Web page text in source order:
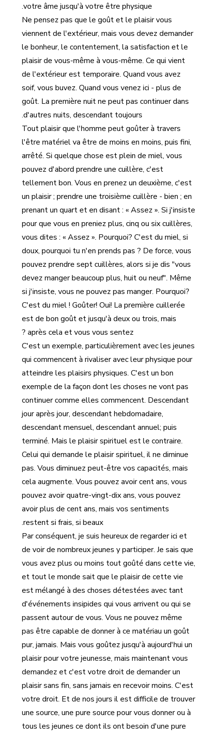
votre âme jusqu'à votre être physique.
Ne pensez pas que le goût et le plaisir vous
viennent de l'extérieur, mais vous devez demander
le bonheur, le contentement, la satisfaction et le
plaisir de vous-même à vous-même. Ce qui vient
de l'extérieur est temporaire. Quand vous avez
soif, vous buvez. Quand vous venez ici - plus de
goût. La première nuit ne peut pas continuer dans
d'autres nuits, descendant toujours.
Tout plaisir que l'homme peut goûter à travers
l'être matériel va être de moins en moins, puis fini,
arrêté. Si quelque chose est plein de miel, vous
pouvez d'abord prendre une cuillère, c'est
tellement bon. Vous en prenez un deuxième, c'est
un plaisir ; prendre une troisième cuillère - bien ; en
prenant un quart et en disant : « Assez ». Si j'insiste
pour que vous en preniez plus, cinq ou six cuillères,
vous dites : « Assez ». Pourquoi? C'est du miel, si
doux, pourquoi tu n'en prends pas ? De force, vous
pouvez prendre sept cuillères, alors si je dis "vous
devez manger beaucoup plus, huit ou neuf". Même
si j'insiste, vous ne pouvez pas manger. Pourquoi?
C'est du miel ! Goûter! Oui! La première cuillerée
est de bon goût et jusqu'à deux ou trois, mais
après cela et vous vous sentez ?
C'est un exemple, particulièrement avec les jeunes
qui commencent à rivaliser avec leur physique pour
atteindre les plaisirs physiques. C'est un bon
exemple de la façon dont les choses ne vont pas
continuer comme elles commencent. Descendant
jour après jour, descendant hebdomadaire,
descendant mensuel, descendant annuel; puis
terminé. Mais le plaisir spirituel est le contraire.
Celui qui demande le plaisir spirituel, il ne diminue
pas. Vous diminuez peut-être vos capacités, mais
cela augmente. Vous pouvez avoir cent ans, vous
pouvez avoir quatre-vingt-dix ans, vous pouvez
avoir plus de cent ans, mais vos sentiments
restent si frais, si beaux.
Par conséquent, je suis heureux de regarder ici et
de voir de nombreux jeunes y participer. Je sais que
vous avez plus ou moins tout goûté dans cette vie,
et tout le monde sait que le plaisir de cette vie
est mélangé à des choses détestées avec tant
d'événements insipides qui vous arrivent ou qui se
passent autour de vous. Vous ne pouvez même
pas être capable de donner à ce matériau un goût
pur, jamais. Mais vous goûtez jusqu'à aujourd'hui un
plaisir pour votre jeunesse, mais maintenant vous
demandez et c'est votre droit de demander un
plaisir sans fin, sans jamais en recevoir moins. C'est
votre droit. Et de nos jours il est difficile de trouver
une source, une pure source pour vous donner ou à
tous les jeunes ce dont ils ont besoin d'une pure